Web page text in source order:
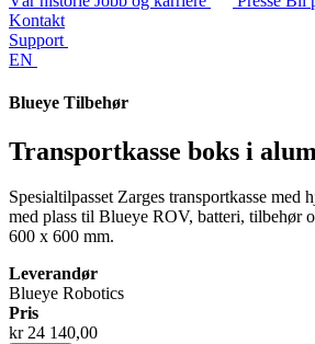
Kontakt
Support
EN
Blueye Tilbehør
Transportkasse boks i
Spesialtilpasset Zarges transportkasse med
med plass til Blueye ROV, batteri, tilbehør
600 x 600 mm.
Leverandør
Blueye Robotics
Pris
kr 24 140,00